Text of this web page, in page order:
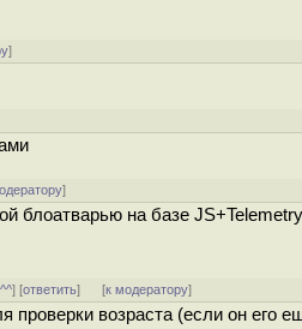
]
]
блоатварью на базе
] [ответить] [к модератору]
проверки возраста (если он его